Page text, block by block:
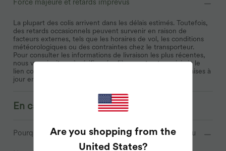
Force majeure et retards imprévus
La plupart des colis arrivent dans les délais estimés. Toutefois,
des retards occasionnels peuvent survenir en raison de
facteurs externes, tels que les horaires de vol, les conditions
météorologiques ou des contraintes chez le transporteur.
Pour consulter les informations de livraison les plus récentes,
nous vous invitons à vérifier régulièrement votre suivi via le
lien communiqué après l’expédition. Celui ci reflète les mises à
jour en temps réel du transporteur.
En cas d’échec de livraison
Pourquoi votre colis peut ne pas arriver comme prévu
Are you shopping from the
United States?